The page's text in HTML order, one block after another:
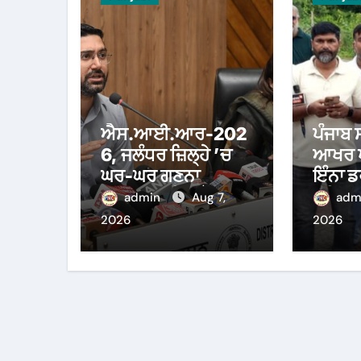
ਐਸ.ਆਈ.ਆਰ-202
6, ਜਲੰਧਰ ਜ਼ਿਲ੍ਹੇ ’ਚ
ਘਰ-ਘਰ ਗਣਨਾ
ਪੜ੍ਹਾਅ ਤਹਿਤ ਸੌ
ਫੀਸਦੀ ਕਾਰਜ
ਸਫ਼ਲਤਾਪੂਰਵਕ ਮੁਕੰਮਲ
admin
Aug 7,
2026
ਪੰਜਾਬ
ਆਖਰ
ਇੰਨਾ
ਦੌਰਾਨ
2026